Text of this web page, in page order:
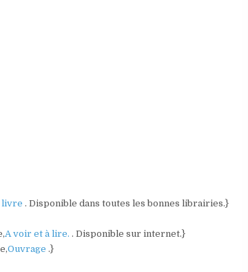
livre . Disponible dans toutes les bonnes librairies.}
A voir et à lire. . Disponible sur internet.}
Ouvrage .}